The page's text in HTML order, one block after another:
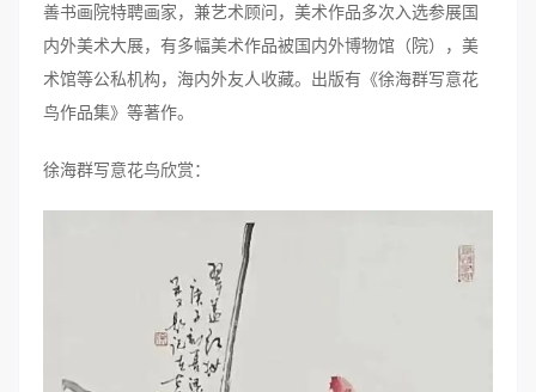
善书画院特聘画家，兼艺术顾问，美术作品多次入选参展国
内外美术大展，有多幅美术作品被国内外博物馆（院），美
术馆等公私机构，海内外友人收藏。出版有《徐海群写意花
鸟作品集》等著作。
徐海群写意花鸟欣赏：